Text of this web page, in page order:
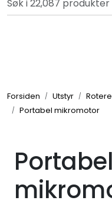
Skip to main content
Forsiden Utstyr
Portabel mikromotor
Portabel
Småutstyr
Klinikkplanlegging /